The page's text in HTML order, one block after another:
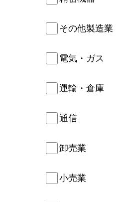
その他製造業
電気・ガス
運輸・倉庫
通信
卸売業
小売業